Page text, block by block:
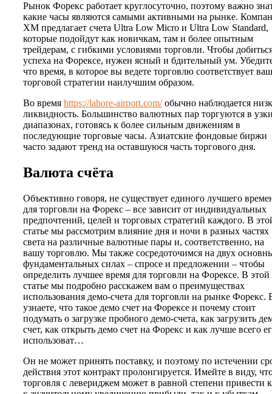
Рынок Форекс работает круглосуточно, поэтому важно
какие часы являются самыми активными на рынке.
XM предлагает счета Ultra Low Micro и Ultra Low Standard,
которые подойдут как новичкам, там и более опытным
трейдерам, с гибкими условиями торговли. Чтобы
успеха на Форексе, нужен ясный и бдительный ум.
что время, в которое вы ведете торговлю соответствует
торговой стратегии наилучшим образом.
Во время https://lahore-airport.com/обычно наблюдается
ликвидность. Большинство валютных пар торгуются в
диапазонах, готовясь к более сильным движениям в
последующие торговые часы. Азиатские фондовые биржи
часто задают тренд на оставшуюся часть торгового дня.
Валюта счёта
Объективно говоря, не существует единого лучшего
для торговли на Форекс – все зависит от индивидуальных
предпочтений, целей и торговых стратегий каждого. В
статье мы рассмотрим влияние дня и ночи в разных частях
света на различные валютные пары и, соответственно, на
вашу торговлю. Мы также сосредоточимся на двух
фундаментальных силах – спросе и предложении – чтобы
определить лучшее время для торговли на Форексе. В этой
статье мы подробно расскажем вам о преимуществах
использования демо-счета для торговли на рынке Форекс.
узнаете, что такое демо счет на Форексе и почему стоит
подумать о загрузке пробного демо-счета, как загрузить
счет, как открыть демо счет на Форекс и как лучше всего
использоват…
Он не может принять поставку, и поэтому по истечении
действия этот контракт пролонгируется. Имейте в виду,
торговля с левериджем может в равной степени привести